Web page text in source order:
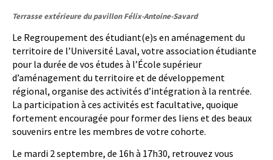
Terrasse extérieure du pavillon Félix-Antoine-Savard
Le Regroupement des étudiant(e)s en aménagement du
territoire de l’Université Laval, votre association étudiante
pour la durée de vos études à l’École supérieur
d’aménagement du territoire et de développement
régional, organise des activités d’intégration à la rentrée.
La participation à ces activités est facultative, quoique
fortement encouragée pour former des liens et des beaux
souvenirs entre les membres de votre cohorte.
Le mardi 2 septembre, de 16h à 17h30, retrouvez vous